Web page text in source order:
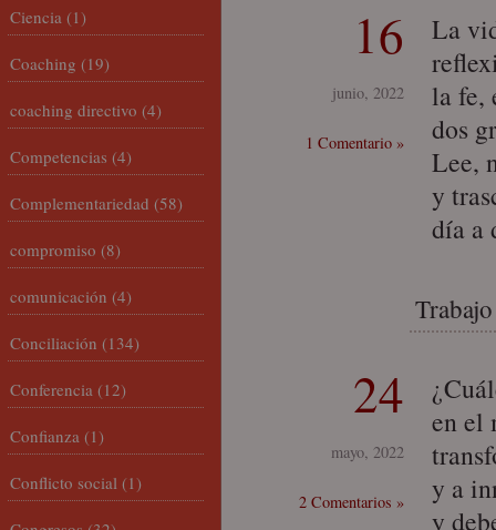
16
junio, 2022
1 Comentario »
La
la fe,
dos
Lee,
y
día a
24
mayo, 2022
2 Comentarios »
en el
y a
y
Ciencia (1)
Coaching (19)
coaching directivo (4)
Competencias (4)
Complementariedad (58)
compromiso (8)
comunicación (4)
Conciliación (134)
Conferencia (12)
Confianza (1)
Conflicto social (1)